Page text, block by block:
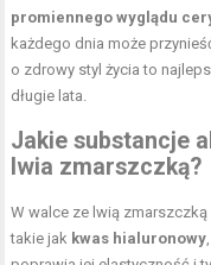
promiennego wyglądu
każdego dnia może
o zdrowy styl życia to
długie lata.
Jakie substancje
lwia zmarszczką?
W walce ze lwią
takie jak kwas hialuronowy